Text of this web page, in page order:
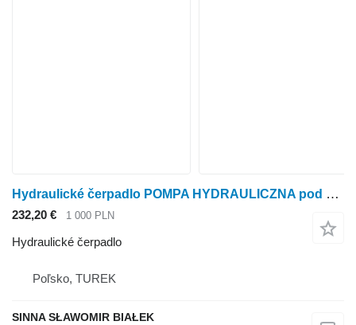
Hydraulické čerpadlo POMPA HYDRAULICZNA pod koło pasowe silnika traktora BD3 L.507844 na kolesového traktora
232,20 € 1 000 PLN
Hydraulické čerpadlo
Poľsko, TUREK
SINNA SŁAWOMIR BIAŁEK